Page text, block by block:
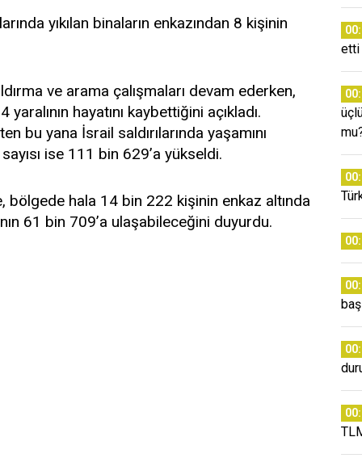
yıkılan binaların enkazından 8 kişinin
ve arama çalışmaları devam ederken,
hayatını kaybettiğini açıkladı.
bu yana İsrail saldırılarında yaşamını
ise 111 bin 629’a yükseldi.
bölgede hala 14 bin 222 kişinin enkaz altında
61 bin 709’a ulaşabileceğini duyurdu.
etti